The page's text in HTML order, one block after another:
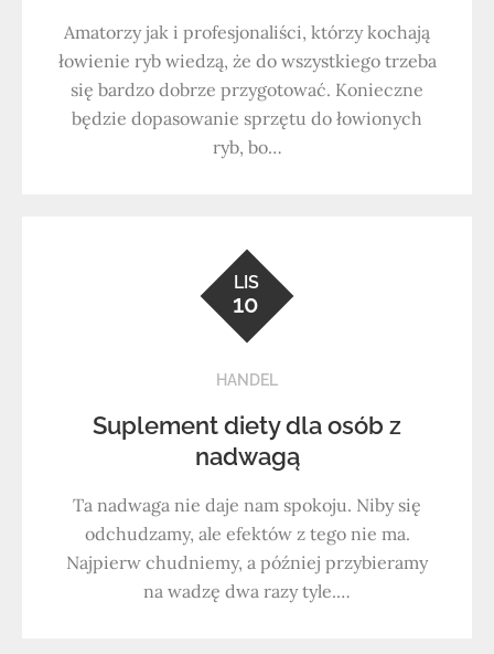
Amatorzy jak i profesjonaliści, którzy kochają
łowienie ryb wiedzą, że do wszystkiego trzeba
się bardzo dobrze przygotować. Konieczne
będzie dopasowanie sprzętu do łowionych
ryb, bo…
LIS
10
HANDEL
Suplement diety dla osób z
nadwagą
Ta nadwaga nie daje nam spokoju. Niby się
odchudzamy, ale efektów z tego nie ma.
Najpierw chudniemy, a później przybieramy
na wadzę dwa razy tyle.…